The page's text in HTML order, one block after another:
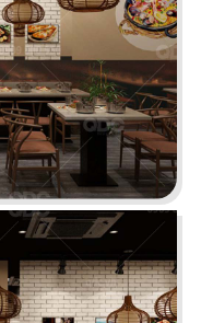
& Build thi